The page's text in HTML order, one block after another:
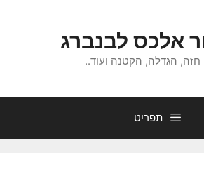
אלכס לבנברג
חזה, הגדלה, הקטנה ועוד..
תפריט